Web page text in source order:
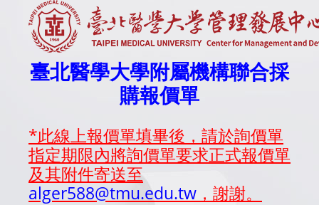
臺北醫學大學附屬機構聯合採
購報價單
*此線上報價單填畢後，請於詢價單
指定期限內將詢價單要求正式報價單
及其附件寄送至
alger588@tmu.edu.tw ，謝謝。